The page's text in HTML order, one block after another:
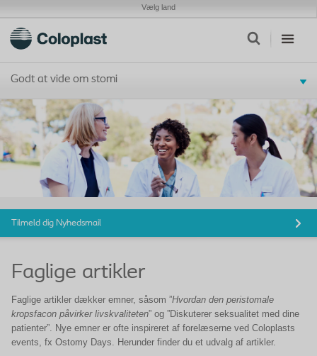
Vælg land
Godt at vide om stomi
Tilmeld dig Nyhedsmail
Faglige artikler
Faglige artikler dækker emner, såsom ”Hvordan den peristomale
kropsfacon påvirker livskvaliteten” og ”Diskuterer seksualitet med dine
patienter”. Nye emner er ofte inspireret af forelæserne ved Coloplasts
events, fx Ostomy Days. Herunder finder du et udvalg af artikler.